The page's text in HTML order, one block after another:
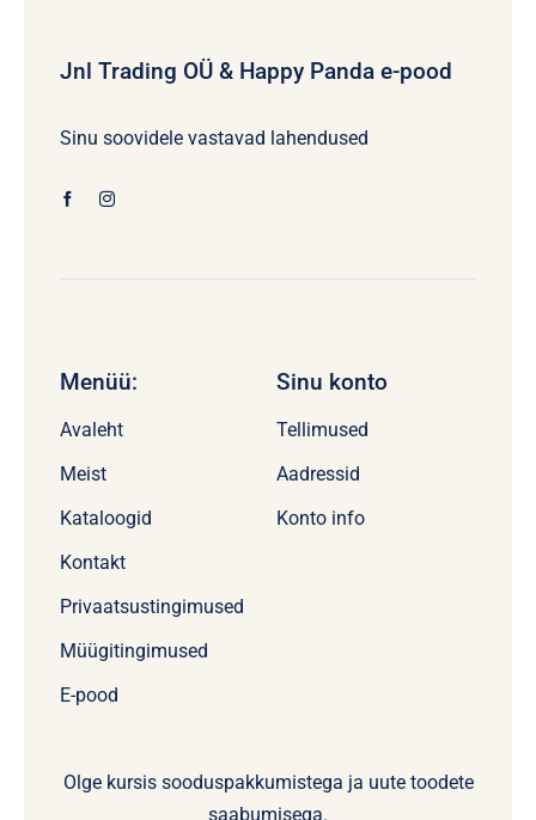
Jnl Trading OÜ & Happy Panda e-pood
Sinu soovidele vastavad lahendused
Menüü:
Avaleht
Meist
Kataloogid
Kontakt
Privaatsustingimused
Müügitingimused
E-pood
Sinu konto
Tellimused
Aadressid
Konto info
Olge kursis sooduspakkumistega ja uute toodete
saabumisega.